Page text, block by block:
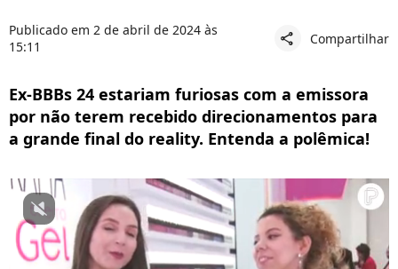
Publicado em 2 de abril de 2024 às
15:11
share Compartilhar
Ex-BBBs 24 estariam furiosas com a emissora
por não terem recebido direcionamentos para
a grande final do reality. Entenda a polêmica!